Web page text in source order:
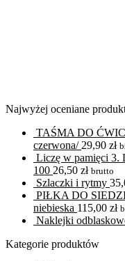
Najwyżej oceniane
TAŚMA DO
czerwona/ 29,90 zł
Liczę w pamięci 3.
100 26,50 zł brutto
Szlaczki i rytmy
PIŁKA DO
niebieska 115,00 zł
Naklejki
Kategorie produktów